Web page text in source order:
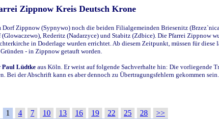
Zippnow Kreis Deutsch Krone
Zippnow (Sypnywo) noch die beiden Filialgemeinden Briesenitz
Rederitz (Nadarzyce) und Stabitz (Zdbice). Die Pfarrei
in Doderlage wurden errichtet. Ab diesem Zeitpunkt, müssen für
- in Zippnow getauft worden.
Paul Lüdtke aus Köln. Er weist auf folgende Sachverhalte hin: Die vorliegende
der Abschrift kann es aber dennoch zu Übertragungsfehlern gekommen
1 4 7 10 13 16 19 22 25 28
>>